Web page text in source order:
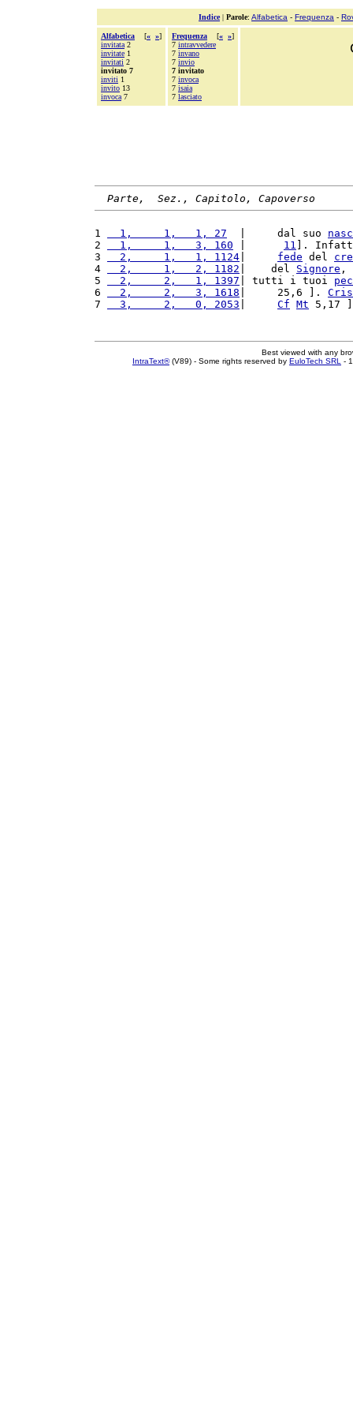
Indice| Parole: Alfabetica - Frequenza -
Alfabetica [« »]
invitata 2
invitate 1
invitati 2
invitato 7
inviti 1
invito 13
invoca 7
Frequenza [« »]
7 intravvedere
7 invano
7 invio
7 invitato
7 invoca
7 isaia
7 lasciato
Parte,  Sez., Capitolo, Capoverso
1
  1,     1,   1, 27
  |     dal suo
2
  1,     1,   3, 160
11 ].
3
  2,     1,   1, 1124
fede del
4
  2,     1,   2, 1182
|    del Signore ,
5
  2,     2,   1, 1397
| tutti i tuoi
6
  2,     2,   3, 1618
|     25,6 ].
7
  3,     2,   0, 2053
Cf Mt 5,17
Best viewed with any
IntraText®(V89) - Some rights reserved by EuloTech SRL -